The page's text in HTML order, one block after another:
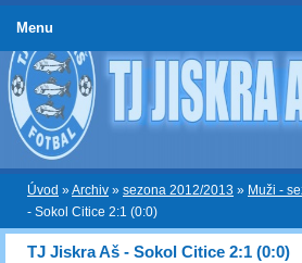
Úvod »Archiv » sezona 2012/2013 » Muži -
- Sokol Citice 2:1 (0:0)
TJ Jiskra Aš - Sokol Citice 2:1 (0:0)
Menu